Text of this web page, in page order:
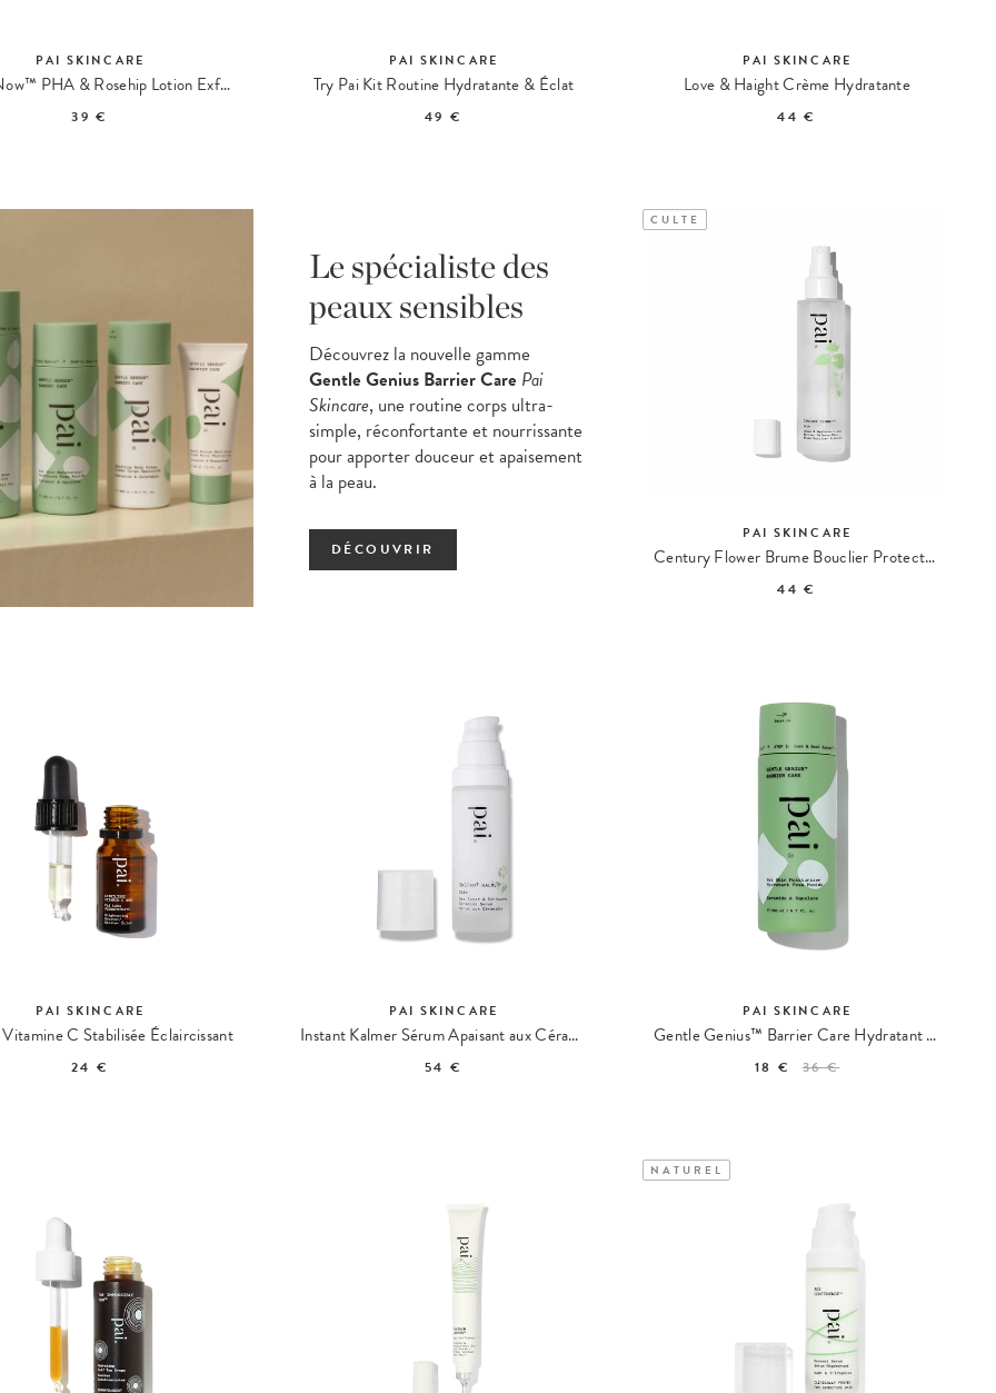
PAI SKINCARE
Bright Now™ PHA & Rosehip Lotion Exfoliante
39 €
PAI SKINCARE
Try Pai Kit Routine Hydratante & Éclat
49 €
Le spécialiste des
peaux sensibles
Découvrez la nouvelle gamme
Gentle Genius Barrier Care Pai
Skincare, une routine corps ultra-
simple, réconfortante et nourrissante
pour apporter douceur et apaisement
à la peau.
DÉCOUVRIR
PAI SKINCARE
Love & Haight Crème Hydratante
44 €
CULTE
PAI SKINCARE
Century Flower Brume Bouclier Protecteur
44 €
PAI SKINCARE
C Stabilisée Éclaircissant
24 €
PAI SKINCARE
Instant Kalmer Sérum Apaisant aux Céramides
54 €
PAI SKINCARE
Gentle Genius™ Barrier Care Hydratant Peau Humide
18 € 36 €
NATUREL